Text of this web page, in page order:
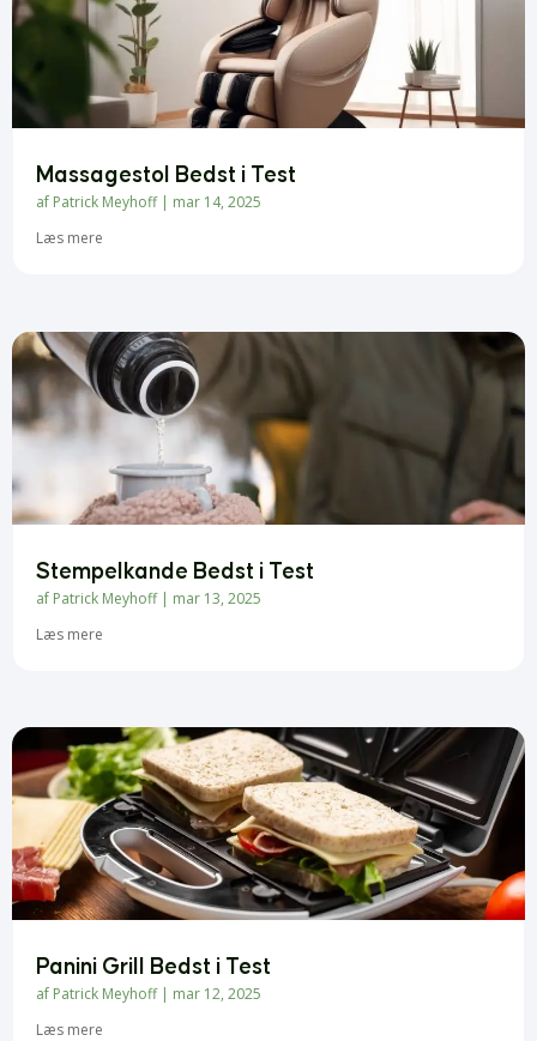
Massagestol Bedst i Test
af Patrick Meyhoff| mar 14, 2025
Læs mere
Stempelkande Bedst i Test
af Patrick Meyhoff| mar 13, 2025
Læs mere
Panini Grill Bedst i Test
af Patrick Meyhoff| mar 12, 2025
Læs mere